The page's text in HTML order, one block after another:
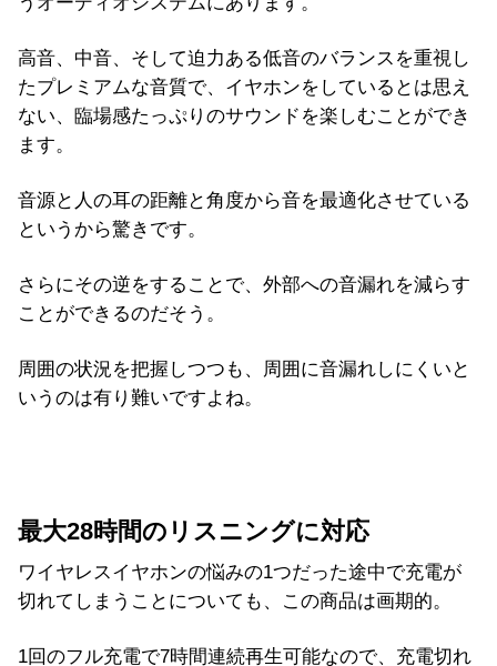
高音、中音、そして迫力ある低音のバランスを重視し
たプレミアムな音質で、イヤホンをしているとは思え
ない、臨場感たっぷりのサウンドを楽しむことができ
ます。
音源と人の耳の距離と角度から音を最適化させている
というから驚きです。
さらにその逆をすることで、外部への音漏れを減らす
ことができるのだそう。
周囲の状況を把握しつつも、周囲に音漏れしにくいと
いうのは有り難いですよね。
最大28時間のリスニングに対応
ワイヤレスイヤホンの悩みの1つだった途中で充電が
切れてしまうことについても、この商品は画期的。
1回のフル充電で7時間連続再生可能なので、充電切れ